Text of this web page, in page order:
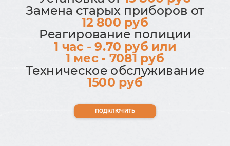
Замена старых приборов от
12 800 руб
Реагирование полиции
1 час - 9.70 руб или
1 мес - 7081 руб
Техническое обслуживание
1500 руб
ПОДКЛЮЧИТЬ